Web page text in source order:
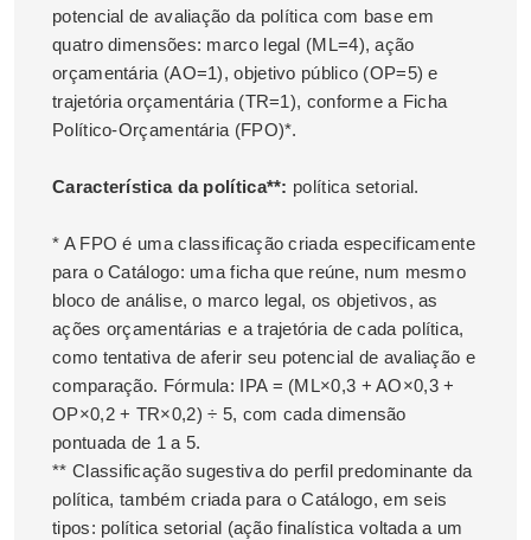
potencial de avaliação da política com base em
quatro dimensões: marco legal (ML=4), ação
orçamentária (AO=1), objetivo público (OP=5) e
trajetória orçamentária (TR=1), conforme a Ficha
Político-Orçamentária (FPO)*.
Característica da política**: política setorial.
* A FPO é uma classificação criada especificamente
para o Catálogo: uma ficha que reúne, num mesmo
bloco de análise, o marco legal, os objetivos, as
ações orçamentárias e a trajetória de cada política,
como tentativa de aferir seu potencial de avaliação e
comparação. Fórmula: IPA = (ML×0,3 + AO×0,3 +
OP×0,2 + TR×0,2) ÷ 5, com cada dimensão
pontuada de 1 a 5.
** Classificação sugestiva do perfil predominante da
política, também criada para o Catálogo, em seis
tipos: política setorial (ação finalística voltada a um